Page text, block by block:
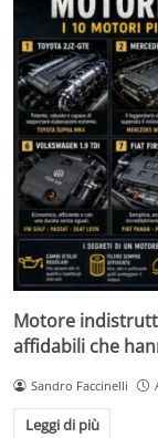
Motore
affidabili che
Sandro Faccinelli
Leggi di più